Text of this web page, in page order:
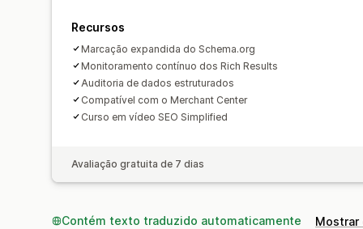
Recursos
Marcação expandida do Schema.org
Monitoramento contínuo dos Rich Results
Auditoria de dados estruturados
Compatível com o Merchant Center
Curso em vídeo SEO Simplified
Avaliação gratuita de 7 dias
Contém texto traduzido automaticamente Mostrar